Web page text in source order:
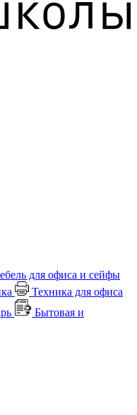
для офиса и сейфы
Техника для офиса
Бытовая и